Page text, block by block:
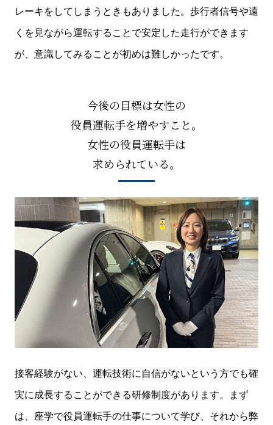
レーキをしてしまうときもありました。歩行者信号や遠
くを見ながら運転することで安定した走行ができます
が、意識してみることが初めは難しかったです。
今後の目標は女性の
役員運転手を増やすこと。
女性の役員運転手は
求められている。
接客経験がない、運転技術に自信がないという方でも確
実に成長することができる研修制度があります。まず
は、座学で役員運転手の仕事について学び、それから弊